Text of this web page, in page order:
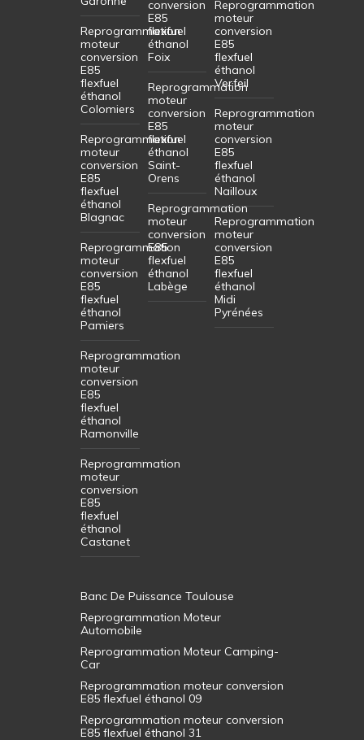
Reprogrammation
moteur
conversion
E85
flexfuel
éthanol
Colomiers
Reprogrammation
moteur
conversion
E85
flexfuel
éthanol
Blagnac
Reprogrammation
moteur
conversion
E85
flexfuel
éthanol
Pamiers
Reprogrammation
moteur
conversion
E85
flexfuel
éthanol
Ramonville
Reprogrammation
moteur
conversion
E85
flexfuel
éthanol
Castanet
conversion
E85
flexfuel
éthanol
Foix
Reprogrammation
moteur
conversion
E85
flexfuel
éthanol
Saint-
Orens
Reprogrammation
moteur
conversion
E85
flexfuel
éthanol
Labège
Reprogrammation
moteur
conversion
E85
flexfuel
éthanol
Verfeil
Reprogrammation
moteur
conversion
E85
flexfuel
éthanol
Nailloux
Reprogrammation
moteur
conversion
E85
flexfuel
éthanol
Midi
Pyrénées
Banc De Puissance Toulouse
Reprogrammation Moteur
Automobile
Reprogrammation Moteur Camping-
Car
Reprogrammation moteur conversion
E85 flexfuel éthanol 09
Reprogrammation moteur conversion
E85 flexfuel éthanol 31